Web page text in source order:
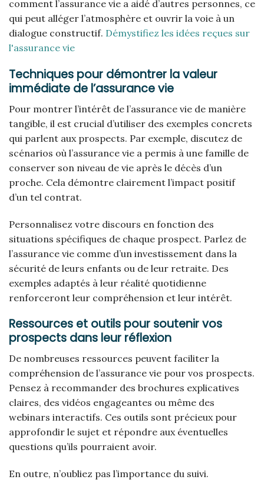
comment l’assurance vie a aidé d’autres personnes, ce
qui peut alléger l’atmosphère et ouvrir la voie à un
dialogue constructif. Démystifiez les idées reçues sur
l'assurance vie
Techniques pour démontrer la valeur
immédiate de l’assurance vie
Pour montrer l’intérêt de l’assurance vie de manière
tangible, il est crucial d’utiliser des exemples concrets
qui parlent aux prospects. Par exemple, discutez de
scénarios où l’assurance vie a permis à une famille de
conserver son niveau de vie après le décès d’un
proche. Cela démontre clairement l’impact positif
d’un tel contrat.
Personnalisez votre discours en fonction des
situations spécifiques de chaque prospect. Parlez de
l’assurance vie comme d’un investissement dans la
sécurité de leurs enfants ou de leur retraite. Des
exemples adaptés à leur réalité quotidienne
renforceront leur compréhension et leur intérêt.
Ressources et outils pour soutenir vos
prospects dans leur réflexion
De nombreuses ressources peuvent faciliter la
compréhension de l’assurance vie pour vos prospects.
Pensez à recommander des brochures explicatives
claires, des vidéos engageantes ou même des
webinars interactifs. Ces outils sont précieux pour
approfondir le sujet et répondre aux éventuelles
questions qu’ils pourraient avoir.
En outre, n’oubliez pas l’importance du suivi.